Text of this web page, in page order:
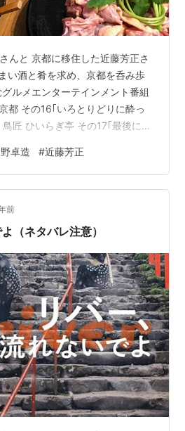
んと 京都に移住した近藤芳正さ
い酒と肴を求め、京都を呑み歩
ルメエンターテインメント番組
都 その16｢いろとりどりに酔っ
匠 ひいらぎ亭 その17｢最後に食
｣ その19｢夏を乗り切るスタミ
んとこ。 へんこつ その16｢いろ
焼き鳥、鳥刺し、鳥鍋と鶏づくし
身近な鶏料理と言えど、それぞ
の味もお楽しみに！！…
卓造 #近藤芳正
前
（ネタバレ注意）